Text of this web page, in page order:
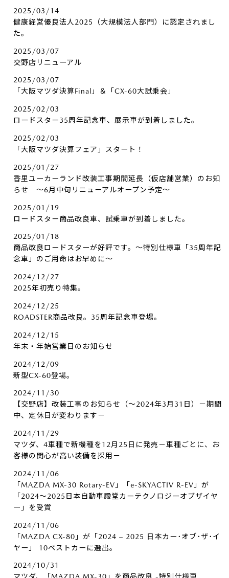
2025/03/14
健康経営優良法人2025（大規模法人部門）に認定されまし
た。
2025/03/07
交野店リニューアル
2025/03/07
「大阪マツダ決算Final」＆「CX-60大試乗会」
2025/02/03
ロードスター35周年記念車、展示車が到着しました。
2025/02/03
「大阪マツダ決算フェア」スタート！
2025/01/27
香里ユーカーランド改装工事期間延長（仮店舗営業）のお知
らせ ～6月中旬リニューアルオープン予定～
2025/01/19
ロードスター商品改良車、試乗車が到着しました。
2025/01/18
商品改良ロードスターが好評です。～特別仕様車「35周年記
念車」のご用命はお早めに～
2024/12/27
2025年初売り特集。
2024/12/25
ROADSTER商品改良。35周年記念車登場。
2024/12/15
年末・年始営業日のお知らせ
2024/12/09
新型CX-60登場。
2024/11/30
【交野店】改装工事のお知らせ（～2024年3月31日）－期間
中、定休日が変わります－
2024/11/29
マツダ、4車種で新機種を12月25日に発売－車種ごとに、お
客様の関心が高い装備を採用－
2024/11/06
「MAZDA MX-30 Rotary-EV」「e-SKYACTIV R-EV」が
「2024～2025日本自動車殿堂カーテクノロジーオブザイヤ
ー」を受賞
2024/11/06
「MAZDA CX-80」が「2024 – 2025 日本カー･オブ･ザ･イ
ヤー」 10ベストカーに選出。
2024/10/31